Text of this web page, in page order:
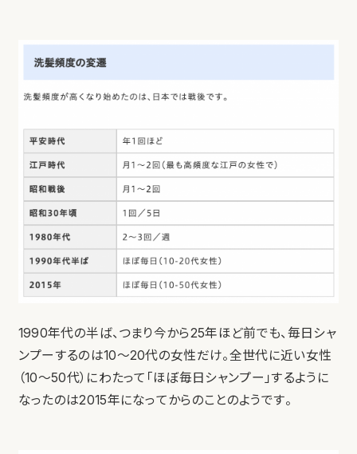
1990年代の半ば、つまり今から25年ほど前でも、毎日シャ
ンプーするのは10〜20代の女性だけ。全世代に近い女性
（10〜50代）にわたって「ほぼ毎日シャンプー」するように
なったのは2015年になってからのことのようです。